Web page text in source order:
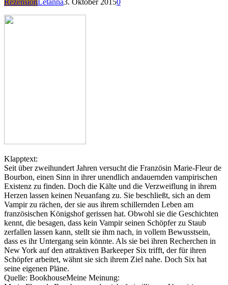
Klapptext:
Seit über zweihundert Jahren versucht die Französin Marie-Fleur de
Bourbon, einen Sinn in ihrer unendlich andauernden vampirischen
Existenz zu finden. Doch die Kälte und die Verzweiflung in ihrem
Herzen lassen keinen Neuanfang zu. Sie beschließt, sich an dem
Vampir zu rächen, der sie aus ihrem schillernden Leben am
französischen Königshof gerissen hat. Obwohl sie die Geschichten
kennt, die besagen, dass kein Vampir seinen Schöpfer zu Staub
zerfallen lassen kann, stellt sie ihm nach, in vollem Bewusstsein,
dass es ihr Untergang sein könnte. Als sie bei ihren Recherchen in
New York auf den attraktiven Barkeeper Six trifft, der für ihren
Schöpfer arbeitet, wähnt sie sich ihrem Ziel nahe. Doch Six hat
seine eigenen Pläne.
Quelle: BookhouseMeine Meinung: